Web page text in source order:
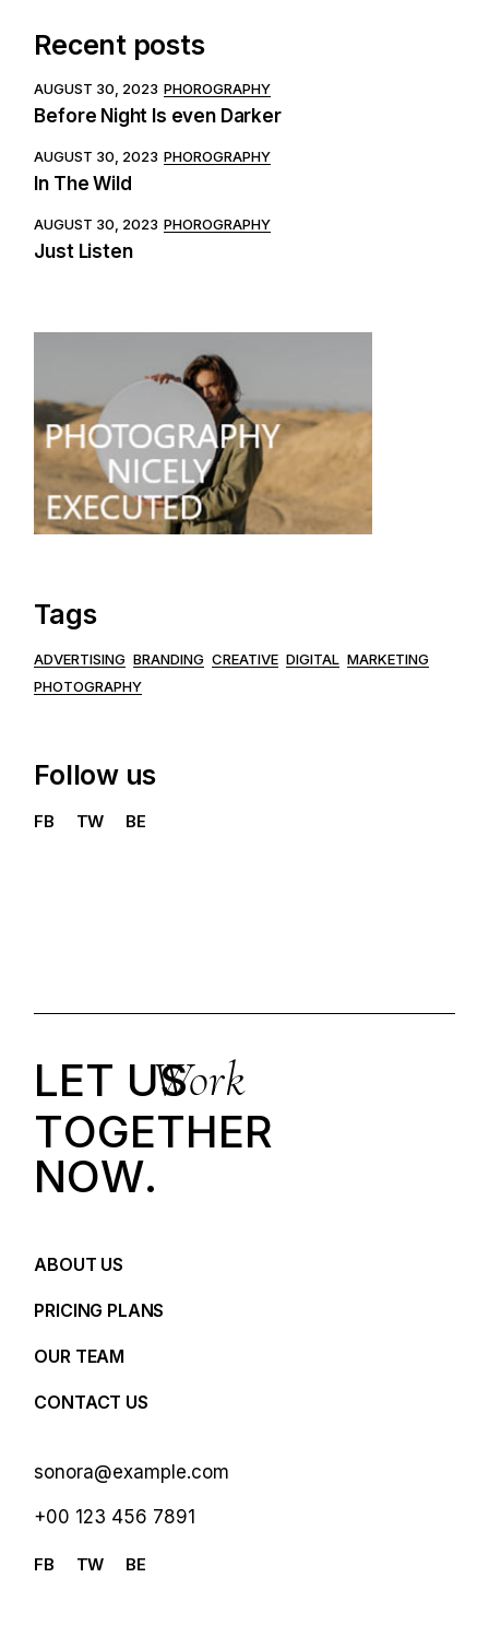
Recent posts
AUGUST 30, 2023 PHOROGRAPHY
Before Night Is even Darker
AUGUST 30, 2023 PHOROGRAPHY
In The Wild
AUGUST 30, 2023 PHOROGRAPHY
Just Listen
Tags
ADVERTISING BRANDING CREATIVE DIGITAL MARKETING
PHOTOGRAPHY
Follow us
FB TW BE
LET USWork
TOGETHER
NOW.
ABOUT US
PRICING PLANS
OUR TEAM
CONTACT US
sonora@example.com
+00 123 456 7891
FB TW BE